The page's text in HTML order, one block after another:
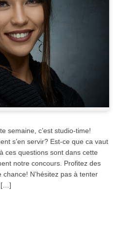
semaine, c’est studio-time!
s’en servir? Est-ce que ca vaut
ces questions sont dans cette
notre concours. Profitez des
N’hésitez pas à tenter
[…]